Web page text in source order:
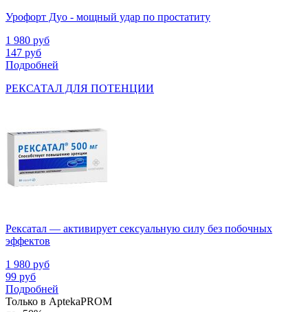
Урофорт Дуо - мощный удар по простатиту
1 980 руб
147 руб
Подробней
РЕКСАТАЛ ДЛЯ ПОТЕНЦИИ
Рексатал — активирует сексуальную силу без побочных
эффектов
1 980 руб
99 руб
Подробней
Только в AptekaPROM